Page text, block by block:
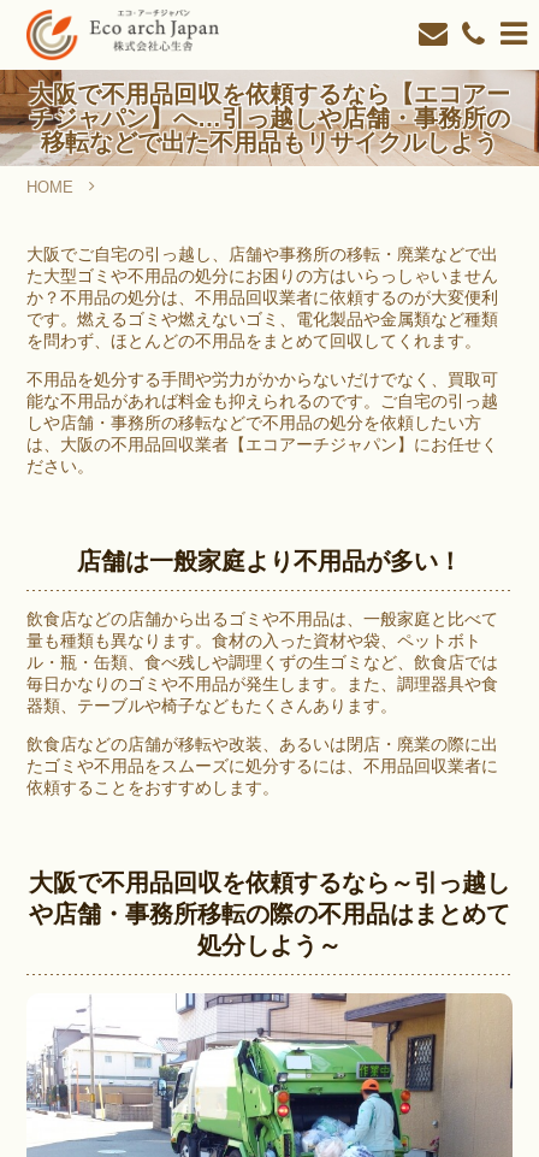
大阪で不用品回収を依頼するなら【エコアー
チジャパン】へ…引っ越しや店舗・事務所の
移転などで出た不用品もリサイクルしよう
HOME
大阪でご自宅の引っ越し、店舗や事務所の移転・廃業などで出
た大型ゴミや不用品の処分にお困りの方はいらっしゃいません
か？不用品の処分は、不用品回収業者に依頼するのが大変便利
です。燃えるゴミや燃えないゴミ、電化製品や金属類など種類
を問わず、ほとんどの不用品をまとめて回収してくれます。
不用品を処分する手間や労力がかからないだけでなく、買取可
能な不用品があれば料金も抑えられるのです。ご自宅の引っ越
しや店舗・事務所の移転などで不用品の処分を依頼したい方
は、大阪の不用品回収業者【エコアーチジャパン】にお任せく
ださい。
店舗は一般家庭より不用品が多い！
飲食店などの店舗から出るゴミや不用品は、一般家庭と比べて
量も種類も異なります。食材の入った資材や袋、ペットボト
ル・瓶・缶類、食べ残しや調理くずの生ゴミなど、飲食店では
毎日かなりのゴミや不用品が発生します。また、調理器具や食
器類、テーブルや椅子などもたくさんあります。
飲食店などの店舗が移転や改装、あるいは閉店・廃業の際に出
たゴミや不用品をスムーズに処分するには、不用品回収業者に
依頼することをおすすめします。
大阪で不用品回収を依頼するなら～引っ越し
や店舗・事務所移転の際の不用品はまとめて
処分しよう～